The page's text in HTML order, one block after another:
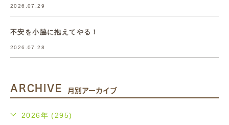
2026.07.29
不安を小脇に抱えてやる！
2026.07.28
ARCHIVE 月別アーカイブ
2026年 (295)